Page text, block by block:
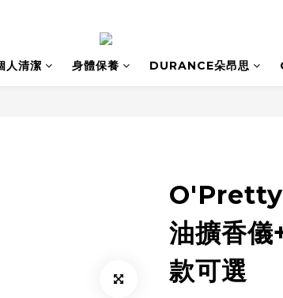
人清潔 身體保養 DURANCE朵昂思
O'Pretty
油擴香儀
款可選